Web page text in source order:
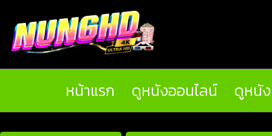
หน้าแรก ดูหนังออนไลน์ ดูหนั